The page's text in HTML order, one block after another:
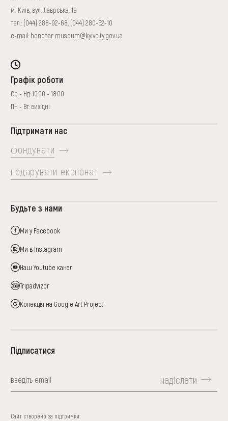
м. Київ, вул. Лаврська, 19
тел.: (044) 288-92-68 (044) 280-52-10
e-mail: honchar.museum@kyivcity.gov.ua
Графік роботи
Ср - Нд: 10:00 - 18:00
Пн - Вт: вихідні
Підтримати нас
фондувати
подарувати експонат
Будьте з нами
Ми у Facebook
Ми в Instagram
Наш Youtube канал
Tripadvizor
Колекція на Google Art Project
Підписатися
надіслати
Сайт створено за підтримки: